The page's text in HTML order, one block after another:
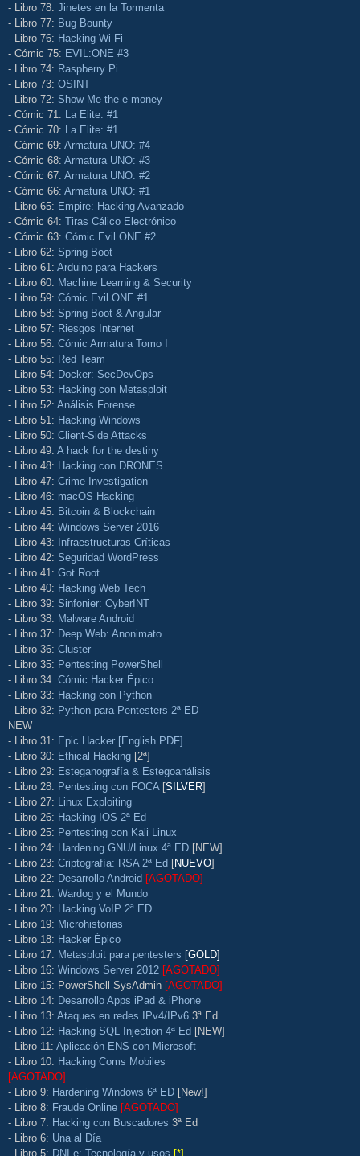
- Libro 78: Jinetes en la Tormenta
- Libro 77: Bug Bounty
- Libro 76: Hacking Wi-Fi
- Cómic 75: EVIL:ONE #3
- Libro 74: Raspberry Pi
- Libro 73: OSINT
- Libro 72: Show Me the e-money
- Cómic 71: La Elite: #1
- Cómic 70: La Elite: #1
- Cómic 69: Armatura UNO: #4
- Cómic 68: Armatura UNO: #3
- Cómic 67: Armatura UNO: #2
- Cómic 66: Armatura UNO: #1
- Libro 65: Empire: Hacking Avanzado
- Cómic 64: Tiras Cálico Electrónico
- Cómic 63: Cómic Evil ONE #2
- Libro 62: Spring Boot
- Libro 61: Arduino para Hackers
- Libro 60: Machine Learning & Security
- Libro 59: Cómic Evil ONE #1
- Libro 58: Spring Boot & Angular
- Libro 57: Riesgos Internet
- Libro 56: Cómic Armatura Tomo I
- Libro 55: Red Team
- Libro 54: Docker: SecDevOps
- Libro 53: Hacking con Metasploit
- Libro 52: Análisis Forense
- Libro 51: Hacking Windows
- Libro 50: Client-Side Attacks
- Libro 49: A hack for the destiny
- Libro 48: Hacking con DRONES
- Libro 47: Crime Investigation
- Libro 46: macOS Hacking
- Libro 45: Bitcoin & Blockchain
- Libro 44: Windows Server 2016
- Libro 43: Infraestructuras Críticas
- Libro 42: Seguridad WordPress
- Libro 41: Got Root
- Libro 40: Hacking Web Tech
- Libro 39: Sinfonier: CyberINT
- Libro 38: Malware Android
- Libro 37: Deep Web: Anonimato
- Libro 36: Cluster
- Libro 35: Pentesting PowerShell
- Libro 34: Cómic Hacker Épico
- Libro 33: Hacking con Python
- Libro 32: Python para Pentesters 2ª ED
NEW
- Libro 31: Epic Hacker [English PDF]
- Libro 30: Ethical Hacking [2ª]
- Libro 29: Esteganografía & Estegoanálisis
- Libro 28: Pentesting con FOCA [SILVER]
- Libro 27: Linux Exploiting
- Libro 26: Hacking IOS 2ª Ed
- Libro 25: Pentesting con Kali Linux
- Libro 24: Hardening GNU/Linux 4ª ED [NEW]
- Libro 23: Criptografía: RSA 2ª Ed [NUEVO]
- Libro 22: Desarrollo Android [AGOTADO]
- Libro 21: Wardog y el Mundo
- Libro 20: Hacking VoIP 2ª ED
- Libro 19: Microhistorias
- Libro 18: Hacker Épico
- Libro 17: Metasploit para pentesters [GOLD]
- Libro 16: Windows Server 2012 [AGOTADO]
- Libro 15: PowerShell SysAdmin [AGOTADO]
- Libro 14: Desarrollo Apps iPad & iPhone
- Libro 13: Ataques en redes IPv4/IPv6 3ª Ed
- Libro 12: Hacking SQL Injection 4ª Ed [NEW]
- Libro 11: Aplicación ENS con Microsoft
- Libro 10: Hacking Coms Mobiles
[AGOTADO]
- Libro 9: Hardening Windows 6ª ED [New!]
- Libro 8: Fraude Online [AGOTADO]
- Libro 7: Hacking con Buscadores 3ª Ed
- Libro 6: Una al Día
- Libro 5: DNI-e: Tecnología y usos [*]